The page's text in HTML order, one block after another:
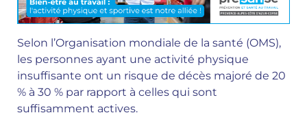
Selon l’Organisation mondiale de la santé (OMS),
les personnes ayant une activité physique
insuffisante ont un risque de décès majoré de 20
% à 30 % par rapport à celles qui sont
suffisamment actives.